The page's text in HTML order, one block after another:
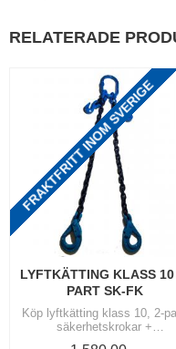
RELATERADE
LYFTKÄTTING KLASS 10
PART SK-FK
Köp lyftkätting klass 10, 2-
säkerhetskrokar +
FRAKTFRITT INOM SVERIGE